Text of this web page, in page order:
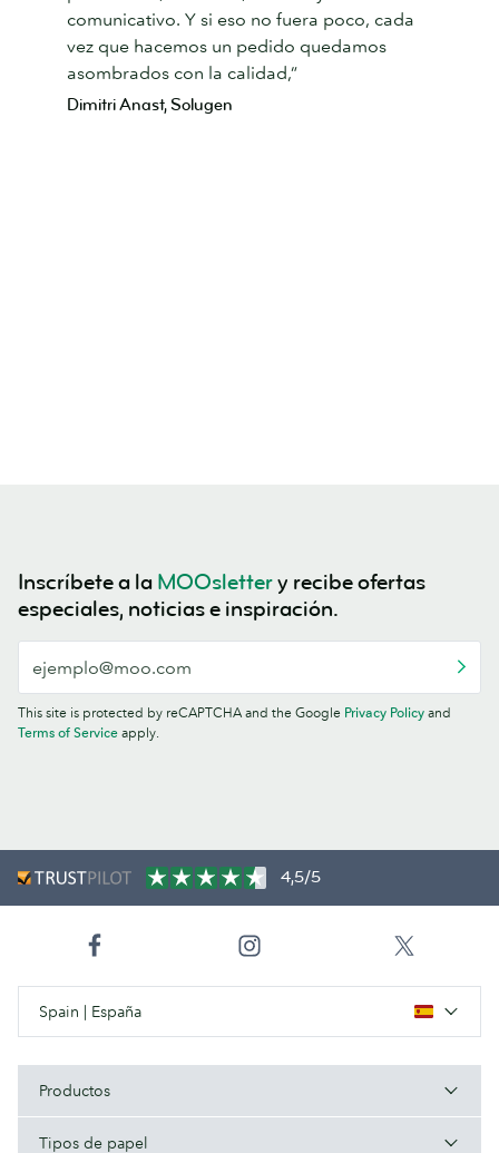
comunicativo. Y si eso no fuera poco, cada
vez que hacemos un pedido quedamos
asombrados con la calidad,”
Dimitri Anast, Solugen
Inscríbete a la MOOslettery recibe ofertas
especiales, noticias e inspiración.
This site is protected by reCAPTCHA and the Google Privacy Policy and
Terms of Service apply.
4,5/5
Spain | España
Productos
Tipos de papel